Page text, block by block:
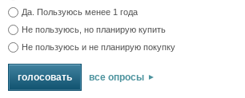
Да. Пользуюсь менее 1 года
Не пользуюсь, но планирую купить
Не пользуюсь и не планирую покупку
все опросы